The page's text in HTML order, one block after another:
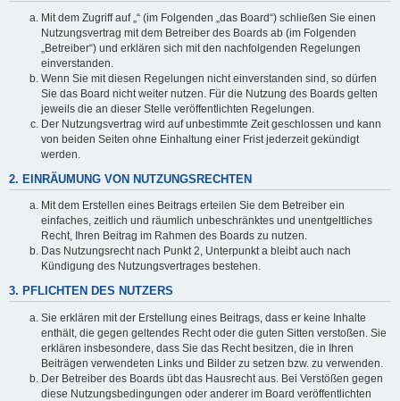
Mit dem Zugriff auf „“ (im Folgenden „das Board“) schließen Sie einen
Nutzungsvertrag mit dem Betreiber des Boards ab (im Folgenden
„Betreiber“) und erklären sich mit den nachfolgenden Regelungen
einverstanden.
Wenn Sie mit diesen Regelungen nicht einverstanden sind, so dürfen
Sie das Board nicht weiter nutzen. Für die Nutzung des Boards gelten
jeweils die an dieser Stelle veröffentlichten Regelungen.
Der Nutzungsvertrag wird auf unbestimmte Zeit geschlossen und kann
von beiden Seiten ohne Einhaltung einer Frist jederzeit gekündigt
werden.
2. EINRÄUMUNG VON NUTZUNGSRECHTEN
Mit dem Erstellen eines Beitrags erteilen Sie dem Betreiber ein
einfaches, zeitlich und räumlich unbeschränktes und unentgeltliches
Recht, Ihren Beitrag im Rahmen des Boards zu nutzen.
Das Nutzungsrecht nach Punkt 2, Unterpunkt a bleibt auch nach
Kündigung des Nutzungsvertrages bestehen.
3. PFLICHTEN DES NUTZERS
Sie erklären mit der Erstellung eines Beitrags, dass er keine Inhalte
enthält, die gegen geltendes Recht oder die guten Sitten verstoßen. Sie
erklären insbesondere, dass Sie das Recht besitzen, die in Ihren
Beiträgen verwendeten Links und Bilder zu setzen bzw. zu verwenden.
Der Betreiber des Boards übt das Hausrecht aus. Bei Verstößen gegen
diese Nutzungsbedingungen oder anderer im Board veröffentlichten